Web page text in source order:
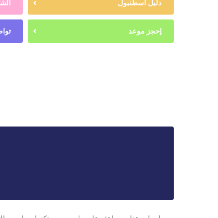
دليل اسطنبول
إحجز موعد